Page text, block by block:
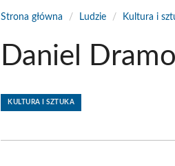
Strona główna / Ludzie / Kultura i
Daniel
KULTURA I SZTUKA